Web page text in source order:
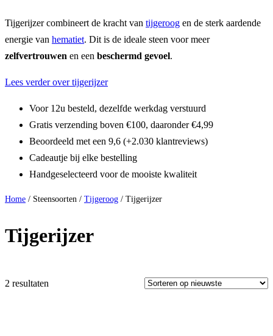
Tijgerijzer combineert de kracht van tijgeroog en de sterk aardende
energie van hematiet. Dit is de ideale steen voor meer
zelfvertrouwen en een beschermd gevoel.
Lees verder over tijgerijzer
Voor 12u besteld, dezelfde werkdag verstuurd
Gratis verzending boven €100, daaronder €4,99
Beoordeeld met een 9,6 (+2.030 klantreviews)
Cadeautje bij elke bestelling
Handgeselecteerd voor de mooiste kwaliteit
Home / Steensoorten / Tijgeroog / Tijgerijzer
Tijgerijzer
2 resultaten